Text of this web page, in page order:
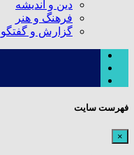
دین و اندیشه
فرهنگ و هنر
گزارش و گفتگو
فهرست سایت
×